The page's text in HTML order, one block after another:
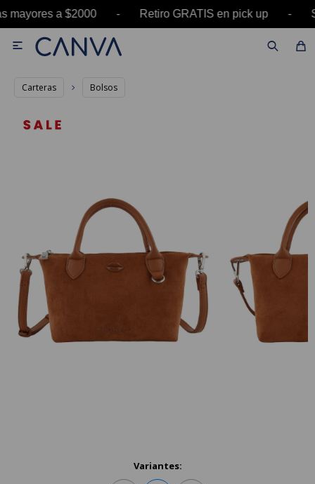
mayores a $2000 - Retiro GRATIS en pick up

Carteras Bolsos
Variantes: